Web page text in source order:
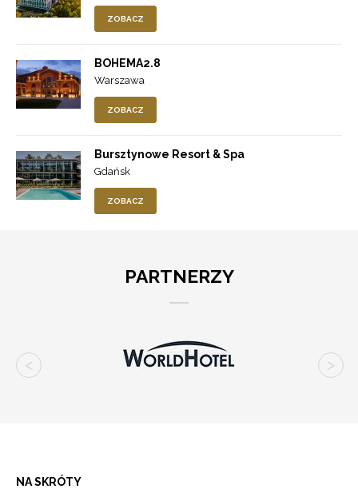
ZOBACZ
BOHEMA2.8
Warszawa
ZOBACZ
Bursztynowe Resort & Spa
Gdańsk
ZOBACZ
PARTNERZY
NA SKRÓTY